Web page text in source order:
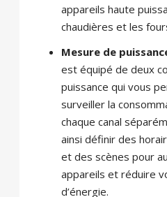
appareils haute
chaudières et les
Mesure de
est équipé de deux
puissance qui vous
surveiller la
chaque canal
ainsi définir des
et des scènes pour
appareils et réduire
d’énergie.